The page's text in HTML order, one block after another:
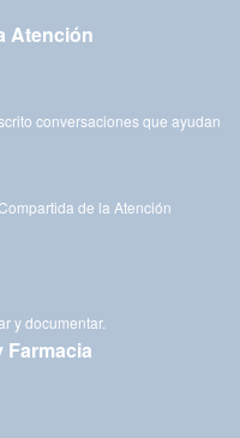
Atención
conversaciones que ayudan
de la Atención
y documentar.